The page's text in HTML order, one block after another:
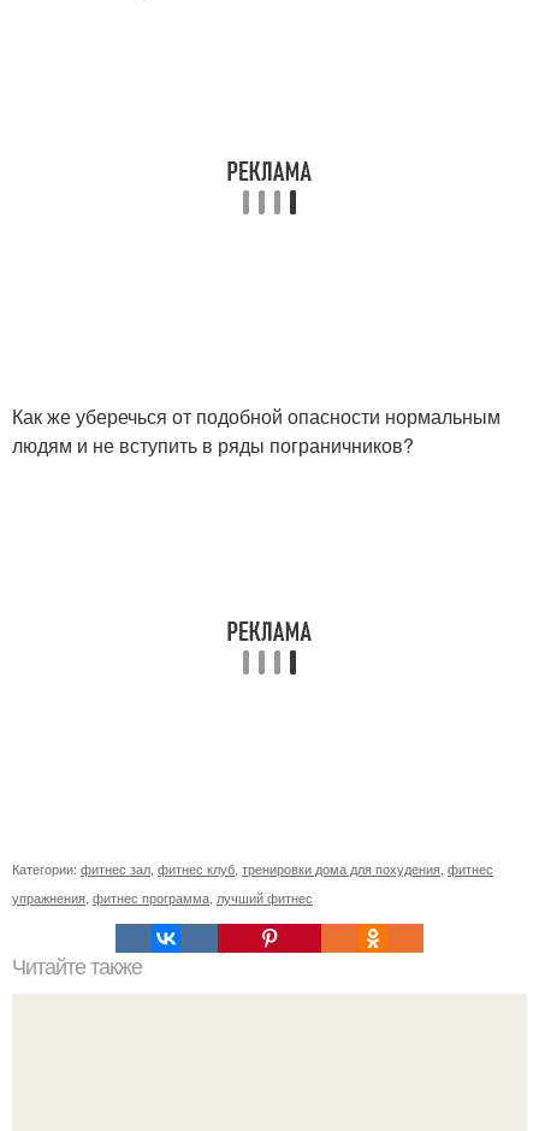
Как же уберечься от подобной опасности нормальным
людям и не вступить в ряды пограничников?
Категории: фитнес зал фитнес клуб тренировки дома для похудения фитнес
упражнения фитнес программа лучший фитнес
Читайте также